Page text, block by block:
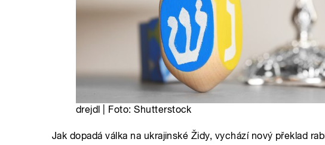
drejdl | Foto: Shutterstock
Jak dopadá válka na ukrajinské Židy, vychází nový překlad